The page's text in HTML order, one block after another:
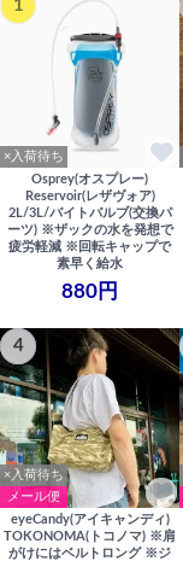
1
×入荷待ち
Osprey(オスプレー)
Reservoir(レザヴォア)
2L/3L/バイトバルブ(交換パ
ーツ) ※ザックの水を発想で
疲労軽減 ※回転キャップで
素早く給水
880円
4
×入荷待ち
メール便
eyeCandy(アイキャンディ)
TOKONOMA(トコノマ) ※肩
がけにはベルトロング ※ジ